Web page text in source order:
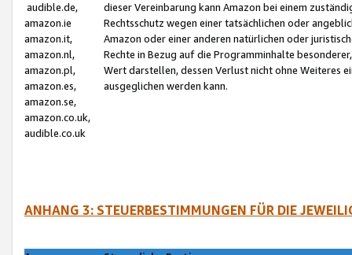
audible.de,
amazon.ie
amazon.it,
amazon.nl,
amazon.pl,
amazon.es,
amazon.se,
amazon.co.uk,
audible.co.uk
dieser Vereinbarung kann Amazon bei einem
Rechtsschutz wegen einer tatsächlichen oder
Amazon oder einer anderen natürlichen oder
Rechte in Bezug auf die Programminhalte
Wert darstellen, dessen Verlust nicht ohne Weiteres
ausgeglichen werden kann.
ANHANG 3: STEUERBESTIMMUNGEN FÜR DIE